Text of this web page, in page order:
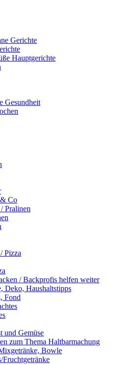
Gerichte
Hauptgerichte
Gesundheit
Co
Pralinen
Pizza
/ Backprofis helfen weiter
Deko, Haushaltstipps
Fond
und Gemüse
zum Thema Haltbarmachung
Bowle
Fruchtgetränke